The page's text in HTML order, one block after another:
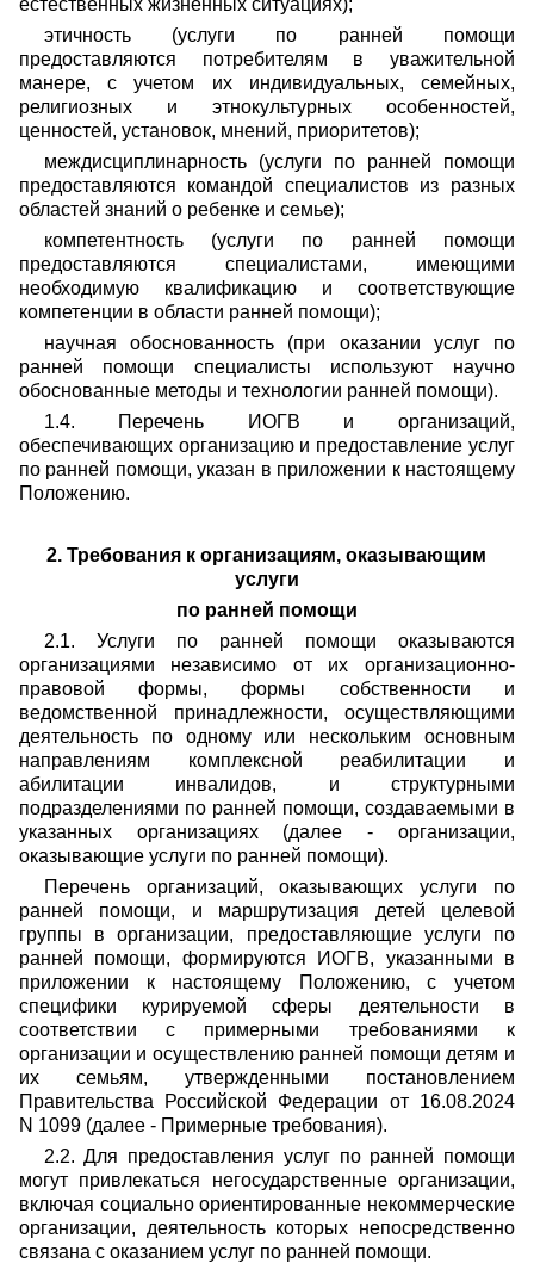
естественных жизненных ситуациях);
этичность (услуги по ранней помощи
предоставляются потребителям в уважительной
манере, с учетом их индивидуальных, семейных,
религиозных и этнокультурных особенностей,
ценностей, установок, мнений, приоритетов);
междисциплинарность (услуги по ранней помощи
предоставляются командой специалистов из разных
областей знаний о ребенке и семье);
компетентность (услуги по ранней помощи
предоставляются специалистами, имеющими
необходимую квалификацию и соответствующие
компетенции в области ранней помощи);
научная обоснованность (при оказании услуг по
ранней помощи специалисты используют научно
обоснованные методы и технологии ранней помощи).
1.4. Перечень ИОГВ и организаций,
обеспечивающих организацию и предоставление услуг
по ранней помощи, указан в приложении к настоящему
Положению.
2. Требования к организациям, оказывающим
услуги
по ранней помощи
2.1. Услуги по ранней помощи оказываются
организациями независимо от их организационно-
правовой формы, формы собственности и
ведомственной принадлежности, осуществляющими
деятельность по одному или нескольким основным
направлениям комплексной реабилитации и
абилитации инвалидов, и структурными
подразделениями по ранней помощи, создаваемыми в
указанных организациях (далее - организации,
оказывающие услуги по ранней помощи).
Перечень организаций, оказывающих услуги по
ранней помощи, и маршрутизация детей целевой
группы в организации, предоставляющие услуги по
ранней помощи, формируются ИОГВ, указанными в
приложении к настоящему Положению, с учетом
специфики курируемой сферы деятельности в
соответствии с примерными требованиями к
организации и осуществлению ранней помощи детям и
их семьям, утвержденными постановлением
Правительства Российской Федерации от 16.08.2024
N 1099 (далее - Примерные требования).
2.2. Для предоставления услуг по ранней помощи
могут привлекаться негосударственные организации,
включая социально ориентированные некоммерческие
организации, деятельность которых непосредственно
связана с оказанием услуг по ранней помощи.